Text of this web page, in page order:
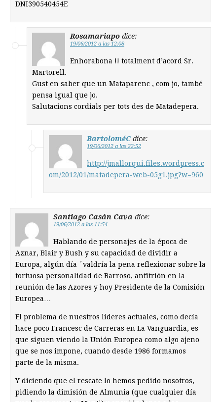
DNI390540454E
Rosamariapo dice:
19/06/2012 a las 12:08
Enhorabona !! totalment d’acord Sr.
Martorell.
Gust en saber que un Mataparenc , com jo, també
pensa igual que jo.
Salutacions cordials per tots des de Matadepera.
BartoloméC dice:
19/06/2012 a las 22:52
http://jmallorqui.files.wordpress.c
om/2012/01/matadepera-web-05g1.jpg?w=960
Santiago Casán Cava dice:
19/06/2012 a las 11:54
Hablando de personajes de la época de
Aznar, Blair y Bush y su capacidad de dividir a
Europa, algún día ´valdría la pena reflexionar sobre la
tortuosa personalidad de Barroso, anfitrión en la
reunión de las Azores y hoy Presidente de la Comisión
Europea…
El problema de nuestros líderes actuales, como decía
hace poco Francesc de Carreras en La Vanguardia, es
que siguen viendo la Unión Europea como algo ajeno
que se nos impone, cuando desde 1986 formamos
parte de la misma.
Y diciendo que el rescate lo hemos pedido nosotros,
pidiendo la dimisión de Almunia (que cualquier día